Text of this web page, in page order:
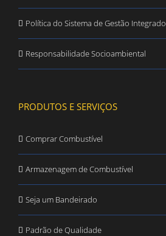
Política do Sistema de Gestão Integrado
Responsabilidade Socioambiental
PRODUTOS E SERVIÇOS
Comprar Combustível
Armazenagem de Combustível
Seja um Bandeirado
Padrão de Qualidade